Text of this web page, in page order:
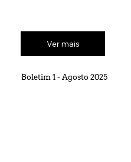
Ver mais
Boletim 1 - Agosto 2025